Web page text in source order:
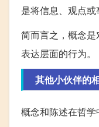
是将信息、观点或
简而言之，概念
表达层面的行为。
其他小伙伴的
概念和陈述在哲学